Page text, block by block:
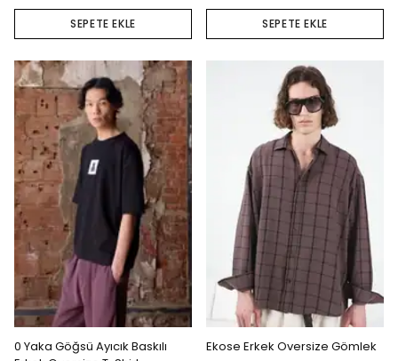
SEPETE EKLE SEPETE EKLE
0 Yaka Göğsü Ayıcık Baskılı
Ekose Erkek Oversize Gömlek